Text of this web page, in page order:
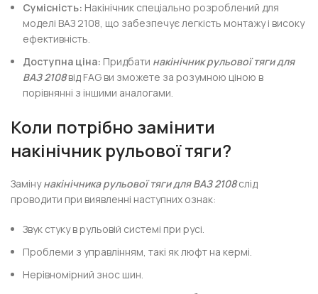
Сумісність: Накінічник спеціально розроблений для
моделі ВАЗ 2108, що забезпечує легкість монтажу і високу
ефективність.
Доступна ціна: Придбати накінічник рульової тяги для
ВАЗ 2108від FAG ви зможете за розумною ціною в
порівнянні з іншими аналогами.
Коли потрібно замінити
накінічник рульової тяги?
Замінунакінічника рульової тяги для ВАЗ 2108слід
проводити при виявленні наступних ознак:
Звук стуку в рульовій системі при русі.
Проблеми з управлінням, такі як люфт на кермі.
Нерівномірний знос шин.